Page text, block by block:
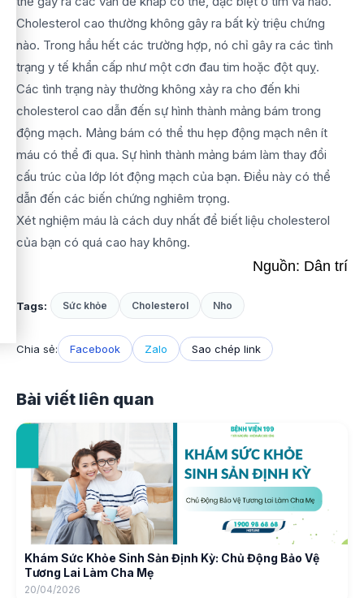
Cholesterol cao thường không gây ra bất kỳ triệu chứng
nào. Trong hầu hết các trường hợp, nó chỉ gây ra các tình
trạng y tế khẩn cấp như một cơn đau tim hoặc đột quỵ.
Các tình trạng này thường không xảy ra cho đến khi
cholesterol cao dẫn đến sự hình thành mảng bám trong
động mạch. Mảng bám có thể thu hẹp động mạch nên ít
máu có thể đi qua. Sự hình thành mảng bám làm thay đổi
cấu trúc của lớp lót động mạch của bạn. Điều này có thể
dẫn đến các biến chứng nghiêm trọng.
Xét nghiệm máu là cách duy nhất để biết liệu cholesterol
của bạn có quá cao hay không.
Nguồn: Dân trí
Tags: Sức khỏe Cholesterol Nho
Chia sẻ: Facebook Zalo Sao chép link
Bài viết liên quan
Khám Sức Khỏe Sinh Sản Định Kỳ: Chủ Động Bảo Vệ
Tương Lai Làm Cha Mẹ
20/04/2026